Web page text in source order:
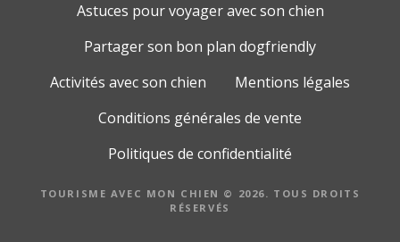
Astuces pour voyager avec son chien
Partager son bon plan dogfriendly
Activités avec son chien
Mentions légales
Conditions générales de vente
Politiques de confidentialité
TOURISME AVEC MON CHIEN © 2026. TOUS DROITS
RÉSERVÉS